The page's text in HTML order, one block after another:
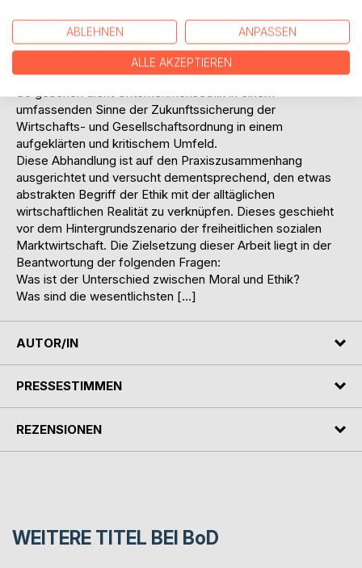
agierenden Organisationen, insbesondere sind es die
Unternehmen selbst, die sich eine Legetimationsbasis
schaffen und zusätzlich, langfristige ökonomische Vorteile
aus verantwortlichen Handeln ziehen.
So gesehen dient Unternehmensethik in einem
umfassenden Sinne der Zukunftssicherung der
Wirtschafts- und Gesellschaftsordnung in einem
aufgeklärten und kritischem Umfeld.
Diese Abhandlung ist auf den Praxiszusammenhang
ausgerichtet und versucht dementsprechend, den etwas
abstrakten Begriff der Ethik mit der alltäglichen
wirtschaftlichen Realität zu verknüpfen. Dieses geschieht
vor dem Hintergrundszenario der freiheitlichen sozialen
Marktwirtschaft. Die Zielsetzung dieser Arbeit liegt in der
Beantwortung der folgenden Fragen:
Was ist der Unterschied zwischen Moral und Ethik?
Was sind die wesentlichsten […]
AUTOR/IN
PRESSESTIMMEN
REZENSIONEN
WEITERE TITEL BEI BoD
ABLEHNEN ANPASSEN
ALLE AKZEPTIEREN